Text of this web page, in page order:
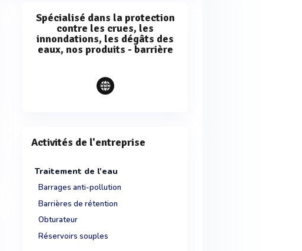
Spécialisé dans la protection
contre les crues, les
innondations, les dégâts des
eaux, nos produits - barrière
Activités de l'entreprise
Traitement de l'eau
Barrages anti-pollution
Barrières de rétention
Obturateur
Réservoirs souples